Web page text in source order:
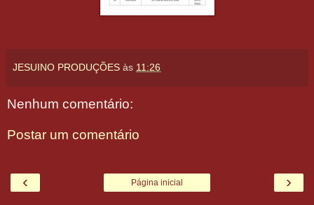
JESUINO PRODUÇÕES às 11:26
Nenhum comentário:
Postar um comentário
‹ ›
Página inicial